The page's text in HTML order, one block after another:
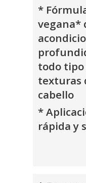
*
vegana*
todo tipo
texturas
cabello
*
rápida y